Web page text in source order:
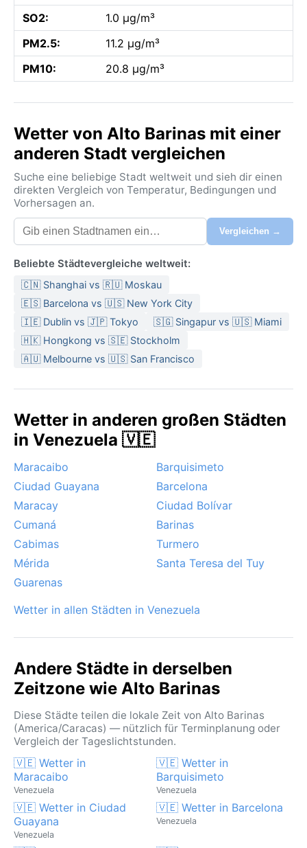
SO2:
1.0 µg/m³
PM2.5:
11.2 µg/m³
PM10:
20.8 µg/m³
Wetter von Alto Barinas mit einer
anderen Stadt vergleichen
Suche eine beliebige Stadt weltweit und sieh dir einen
direkten Vergleich von Temperatur, Bedingungen und
Vorhersagen an.
Vergleichen →
Beliebte Städtevergleiche weltweit:
🇨🇳 Shanghai vs 🇷🇺 Moskau
🇪🇸 Barcelona vs 🇺🇸 New York City
🇮🇪 Dublin vs 🇯🇵 Tokyo
🇸🇬 Singapur vs 🇺🇸 Miami
🇭🇰 Hongkong vs 🇸🇪 Stockholm
🇦🇺 Melbourne vs 🇺🇸 San Francisco
Wetter in anderen großen Städten
in Venezuela 🇻🇪
Maracaibo
Barquisimeto
Ciudad Guayana
Barcelona
Maracay
Ciudad Bolívar
Cumaná
Barinas
Cabimas
Turmero
Mérida
Santa Teresa del Tuy
Guarenas
Wetter in allen Städten in Venezuela
Andere Städte in derselben
Zeitzone wie Alto Barinas
Diese Städte teilen die lokale Zeit von Alto Barinas
(America/Caracas) — nützlich für Terminplanung oder
Vergleich der Tageslichtstunden.
🇻🇪 Wetter in
Maracaibo
Venezuela
🇻🇪 Wetter in
Barquisimeto
Venezuela
🇻🇪 Wetter in Ciudad
Guayana
Venezuela
🇻🇪 Wetter in Barcelona
Venezuela